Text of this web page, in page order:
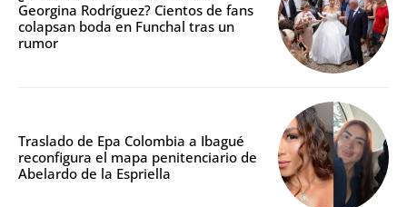
Georgina Rodríguez? Cientos de fans
colapsan boda en Funchal tras un
rumor
Traslado de Epa Colombia a Ibagué
reconfigura el mapa penitenciario de
Abelardo de la Espriella